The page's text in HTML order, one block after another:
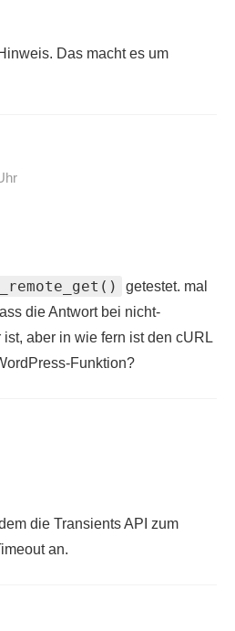
Das macht es um
getestet. mal
die Antwort bei nicht-
aber in wie fern ist den cURL
Funktion?
die Transients API zum
an.